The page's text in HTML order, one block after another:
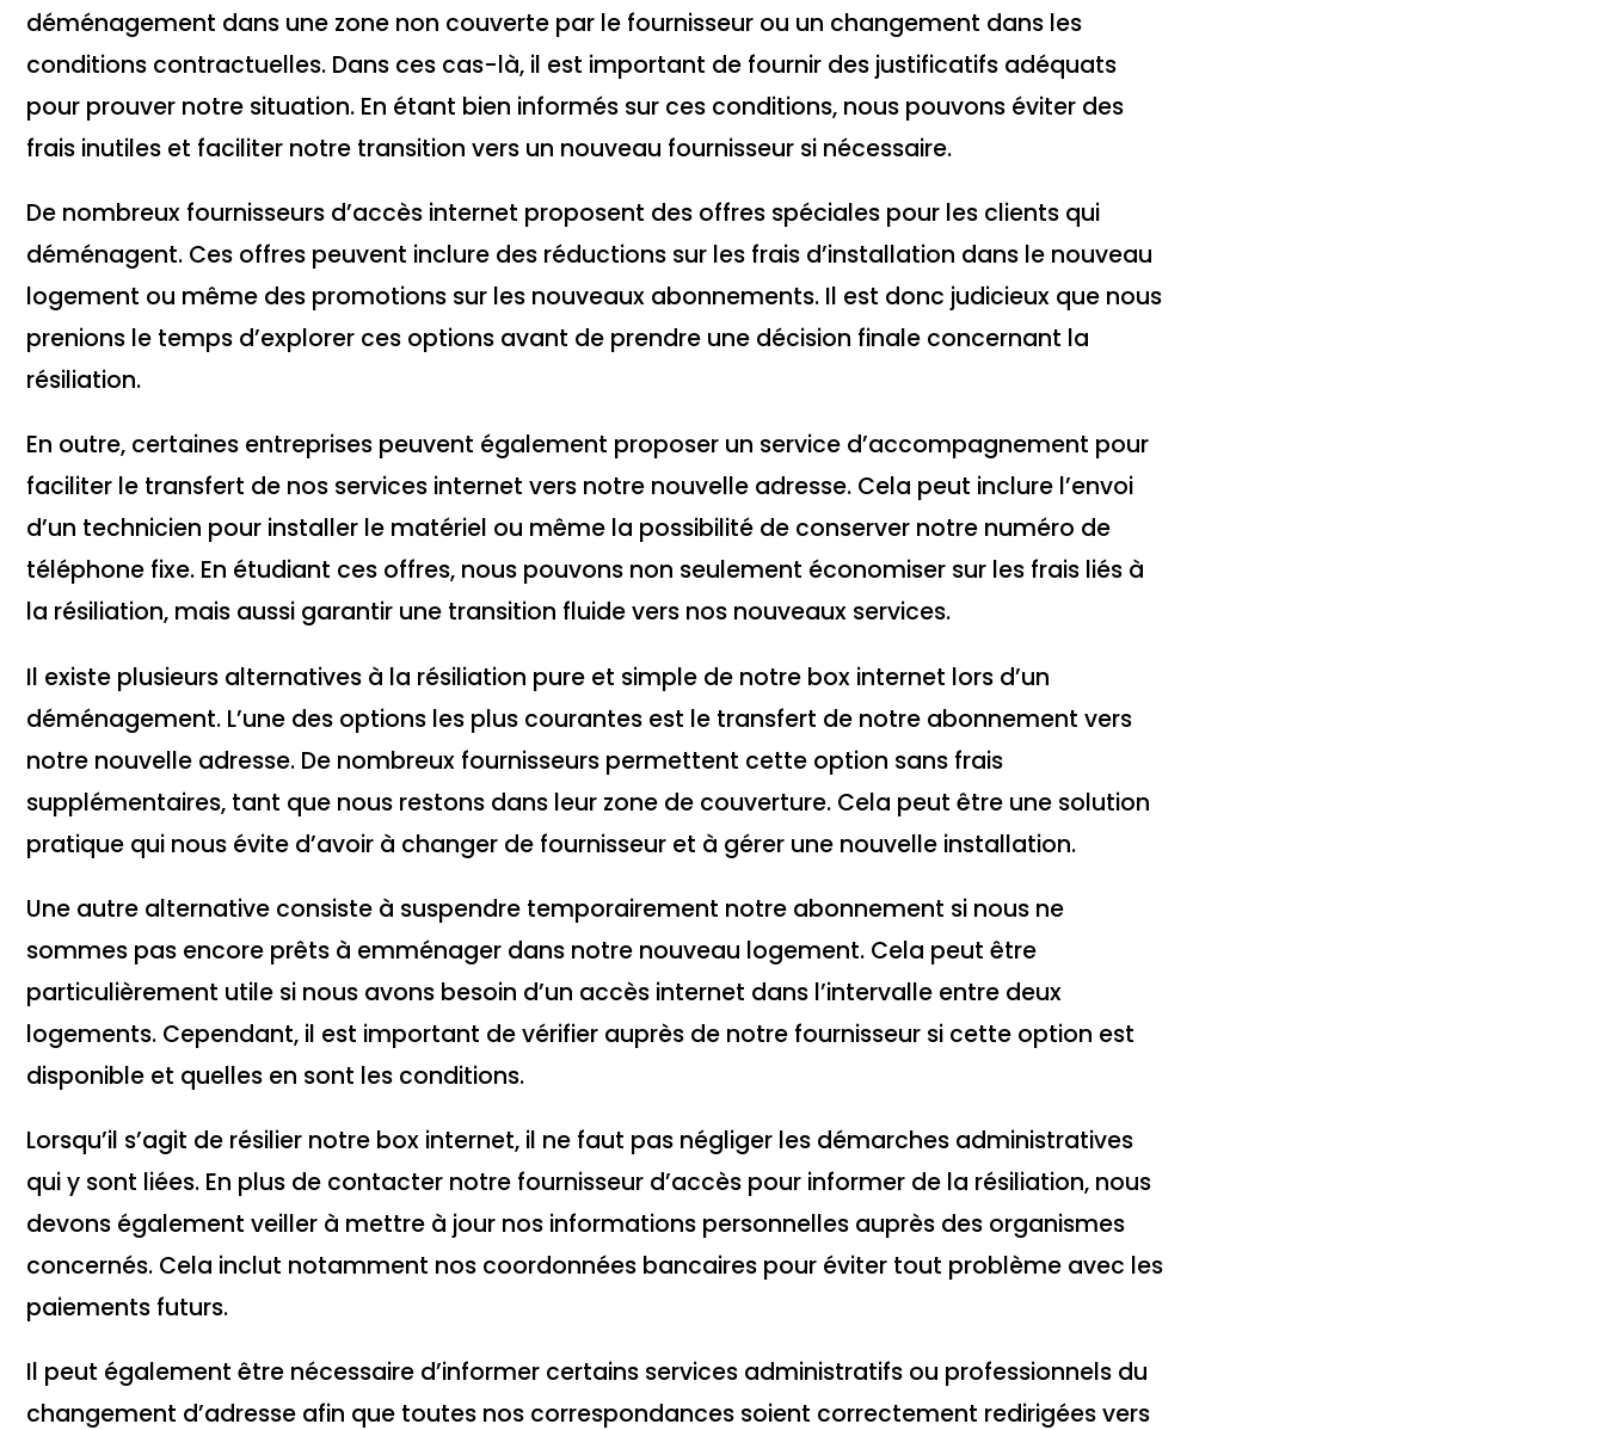
déménagement dans une zone non couverte par le fournisseur ou un changement dans les
conditions contractuelles. Dans ces cas-là, il est important de fournir des justificatifs adéquats
pour prouver notre situation. En étant bien informés sur ces conditions, nous pouvons éviter des
frais inutiles et faciliter notre transition vers un nouveau fournisseur si nécessaire.
De nombreux fournisseurs d’accès internet proposent des offres spéciales pour les clients qui
déménagent. Ces offres peuvent inclure des réductions sur les frais d’installation dans le nouveau
logement ou même des promotions sur les nouveaux abonnements. Il est donc judicieux que nous
prenions le temps d’explorer ces options avant de prendre une décision finale concernant la
résiliation.
En outre, certaines entreprises peuvent également proposer un service d’accompagnement pour
faciliter le transfert de nos services internet vers notre nouvelle adresse. Cela peut inclure l’envoi
d’un technicien pour installer le matériel ou même la possibilité de conserver notre numéro de
téléphone fixe. En étudiant ces offres, nous pouvons non seulement économiser sur les frais liés à
la résiliation, mais aussi garantir une transition fluide vers nos nouveaux services.
Il existe plusieurs alternatives à la résiliation pure et simple de notre box internet lors d’un
déménagement. L’une des options les plus courantes est le transfert de notre abonnement vers
notre nouvelle adresse. De nombreux fournisseurs permettent cette option sans frais
supplémentaires, tant que nous restons dans leur zone de couverture. Cela peut être une solution
pratique qui nous évite d’avoir à changer de fournisseur et à gérer une nouvelle installation.
Une autre alternative consiste à suspendre temporairement notre abonnement si nous ne
sommes pas encore prêts à emménager dans notre nouveau logement. Cela peut être
particulièrement utile si nous avons besoin d’un accès internet dans l’intervalle entre deux
logements. Cependant, il est important de vérifier auprès de notre fournisseur si cette option est
disponible et quelles en sont les conditions.
Lorsqu’il s’agit de résilier notre box internet, il ne faut pas négliger les démarches administratives
qui y sont liées. En plus de contacter notre fournisseur d’accès pour informer de la résiliation, nous
devons également veiller à mettre à jour nos informations personnelles auprès des organismes
concernés. Cela inclut notamment nos coordonnées bancaires pour éviter tout problème avec les
paiements futurs.
Il peut également être nécessaire d’informer certains services administratifs ou professionnels du
changement d’adresse afin que toutes nos correspondances soient correctement redirigées vers